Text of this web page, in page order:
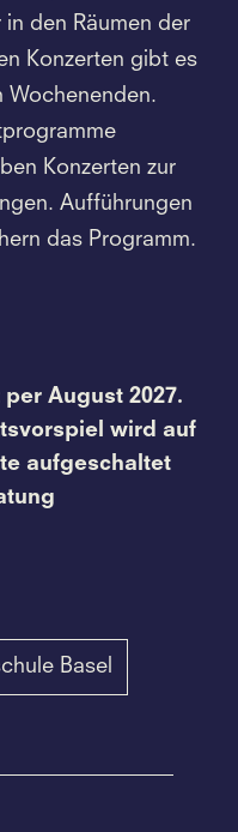
den Räumen der
Konzerten gibt es
Wochenenden.
Konzerten zur
Aufführungen
das Programm.
August 2027.
wird auf
aufgeschaltet
Basel